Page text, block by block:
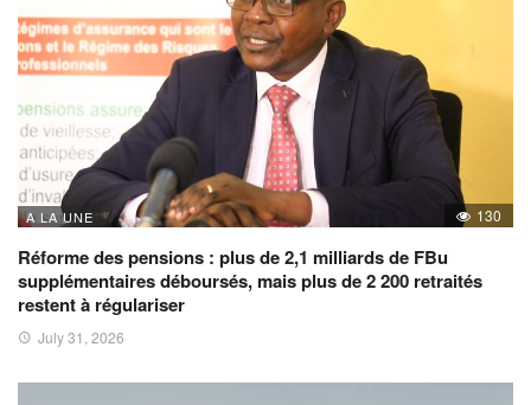
A LA UNE 130
Réforme des pensions : plus de 2,1 milliards de FBu
supplémentaires déboursés, mais plus de 2 200 retraités
restent à régulariser
July 31, 2026